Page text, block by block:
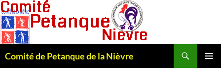
Comité de Petanque de la Nièvre